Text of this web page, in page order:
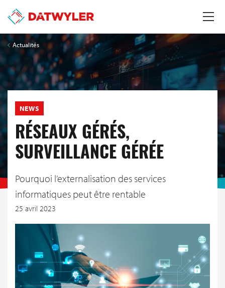
Actualités
NEWS
RÉSEAUX GÉRÉS,
SURVEILLANCE GÉRÉE
Pourquoi l’externalisation des services
informatiques peut être rentable
25 avril 2023